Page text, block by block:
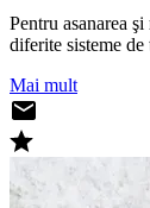
Pentru asanarea
diferite sisteme
Mai mult